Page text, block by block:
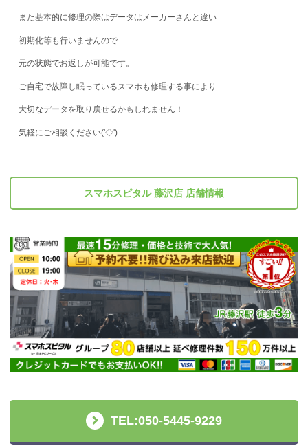
また基本的に修理の際はデータはメーカーさんと違い
初期化等も行いませんので
元の状態でお返しが可能です。
ご自宅で故障し眠っているスマホも修理する事により
大切なデータを取り戻せるかもしれません！
気軽にご相談ください('◇')ゞ
スマホスピタル 藤沢店 店舗情報
TEL:050-5445-9229